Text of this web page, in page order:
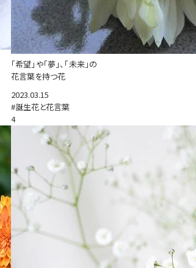
「希望」や「夢」、「未来」の
花言葉を持つ花
2023.03.15
#誕生花と花言葉
4